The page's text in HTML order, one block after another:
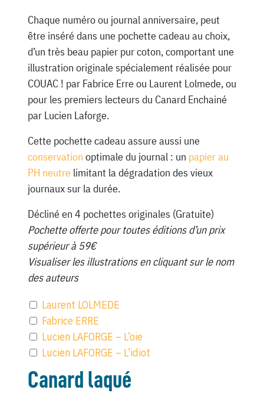
Chaque numéro ou journal anniversaire, peut
être inséré dans une pochette cadeau au choix,
d’un très beau papier pur coton, comportant une
illustration originale spécialement réalisée pour
COUAC ! par Fabrice Erre ou Laurent Lolmede, ou
pour les premiers lecteurs du Canard Enchainé
par Lucien Laforge.
Cette pochette cadeau assure aussi une
conservation optimale du journal : un papier au
PH neutrelimitant la dégradation des vieux
journaux sur la durée.
Décliné en 4 pochettes originales (Gratuite)
Pochette offerte pour toutes éditions d’un prix
supérieur à 59€
Visualiser les illustrations en cliquant sur le nom
des auteurs
Laurent LOLMEDE
Fabrice ERRE
Lucien LAFORGE – L’oie
Lucien LAFORGE – L’idiot
Canard laqué